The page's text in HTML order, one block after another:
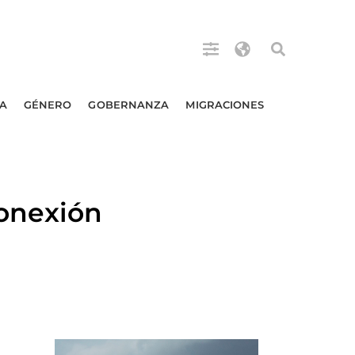
GÉNERO GOBERNANZA MIGRACIONES